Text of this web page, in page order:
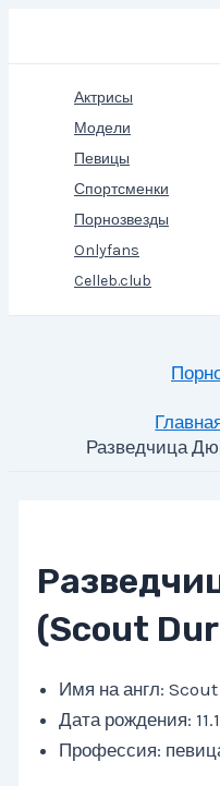
Актрисы
Модели
Певицы
Спортсменки
Порнозвезды
Onlyfans
Celleb.club
Разведчица
(Scout
Имя на англ:
Дата рождения:
Профессия: